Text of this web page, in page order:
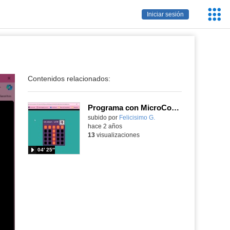
Iniciar sesión
Contenidos relacionados:
Programa con MicroCode tu placa micro:bit para hacer un cronómetro
Contenido educativo.
subido por Felicisimo G.
04′ 25″
hace 2 años
13visualizaciones